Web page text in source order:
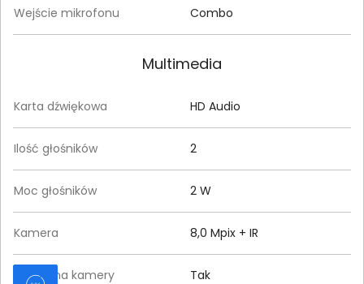
Wejście mikrofonu Combo
Multimedia
Karta dźwiękowa HD Audio
Ilość głośników 2
Moc głośników 2 W
Kamera 8,0 Mpix + IR
Przesłona kamery Tak